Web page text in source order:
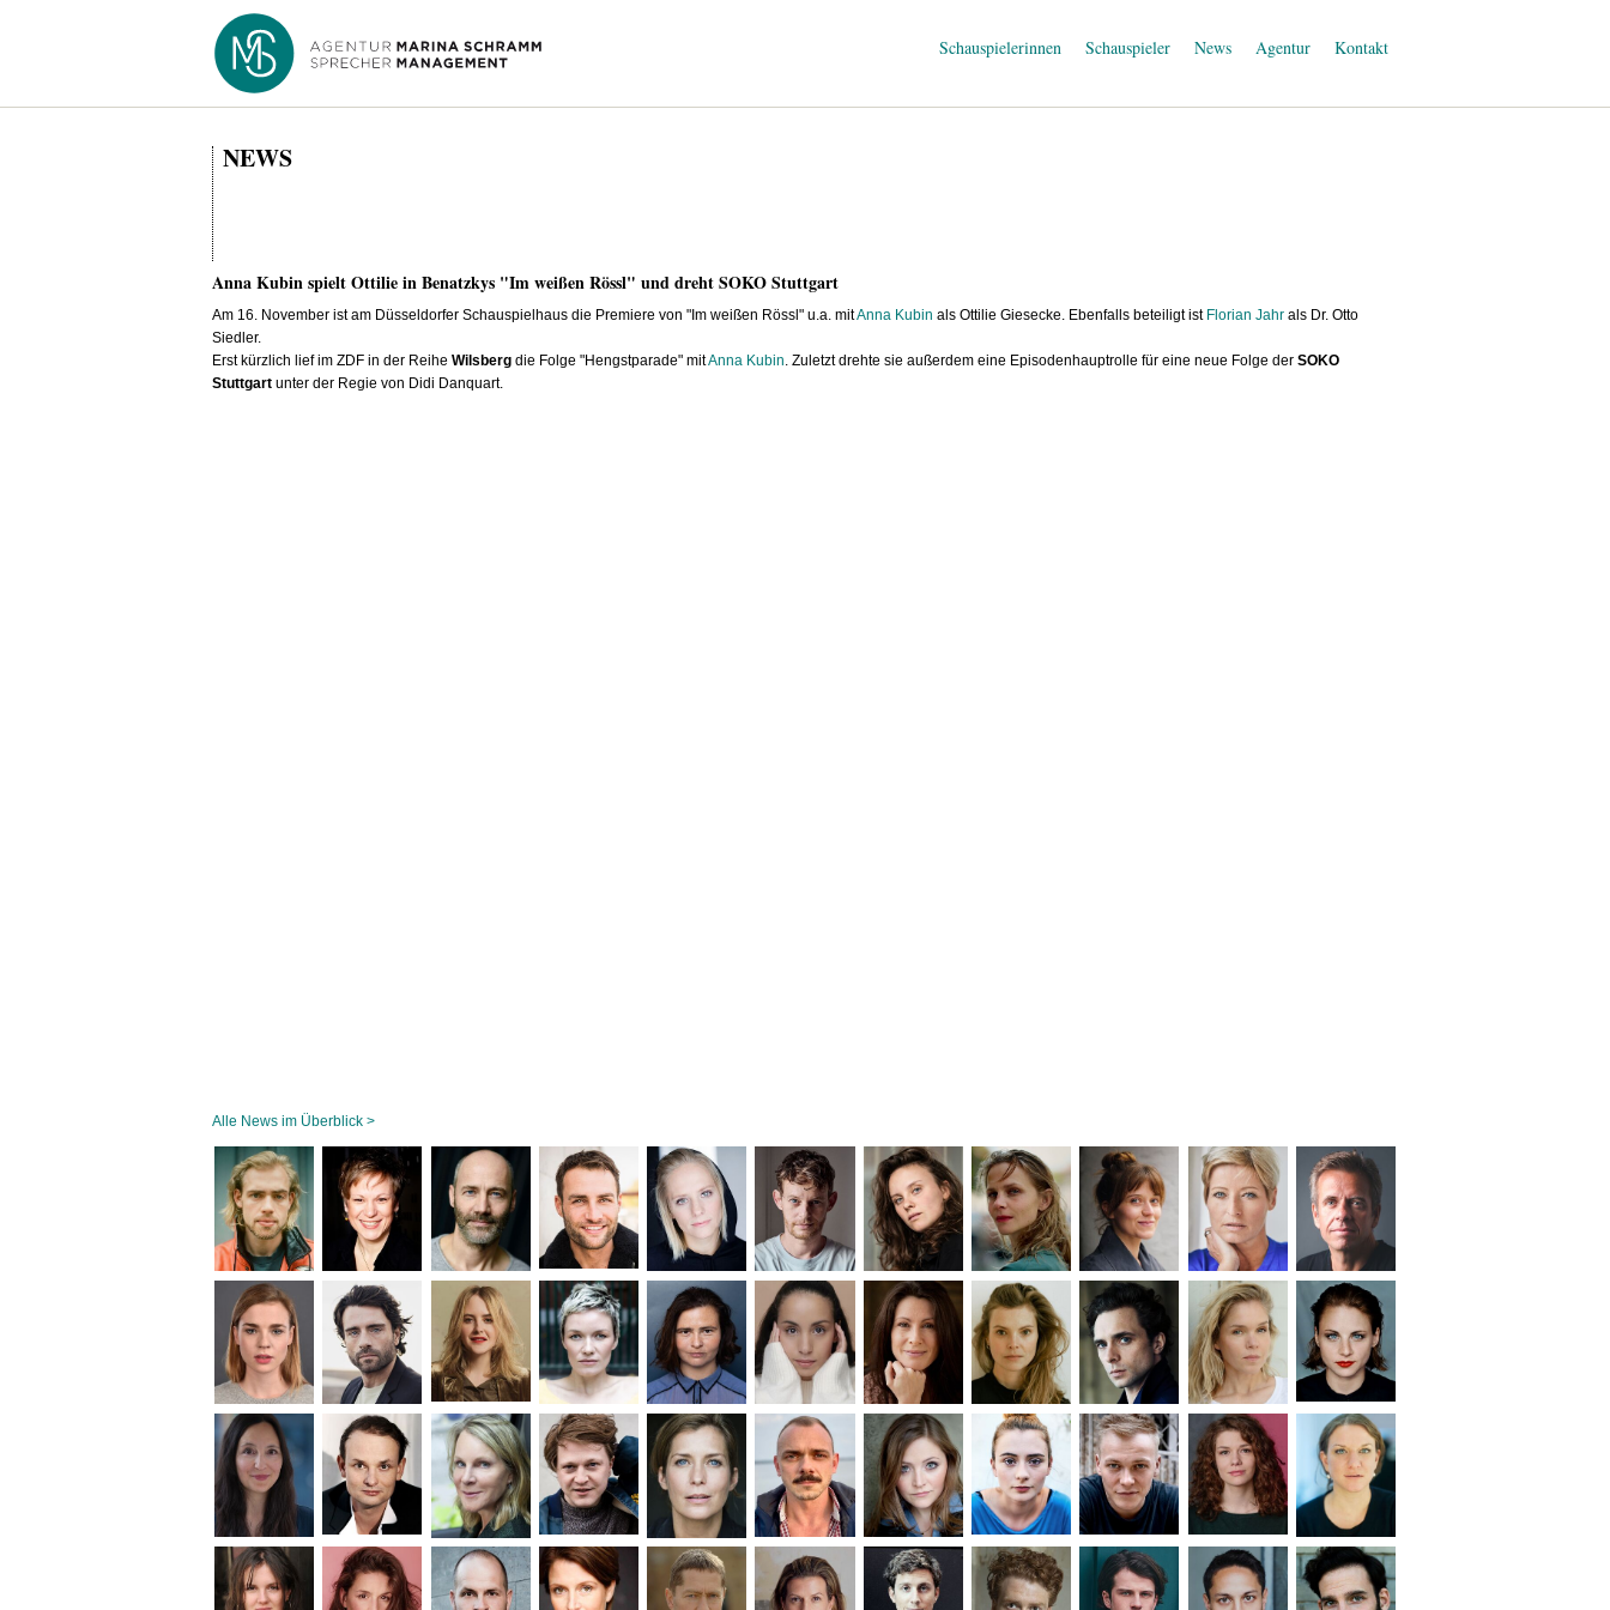
Schauspielerinnen Schauspieler News Agentur Kontakt
NEWS
Anna Kubin spielt Ottilie in Benatzkys "Im weißen Rössl" und dreht SOKO Stuttgart
Am 16. November ist am Düsseldorfer Schauspielhaus die Premiere von "Im weißen Rössl" u.a. mitAnna Kubin als Ottilie Giesecke. Ebenfalls beteiligt ist Florian Jahr als Dr. Otto
Siedler.
Erst kürzlich lief im ZDF in der Reihe Wilsberg die Folge "Hengstparade" mitAnna Kubin . Zuletzt drehte sie außerdem eine Episodenhauptrolle für eine neue Folge der SOKO
Stuttgart unter der Regie von Didi Danquart.
Alle News im Überblick >
Navigation
überspringen